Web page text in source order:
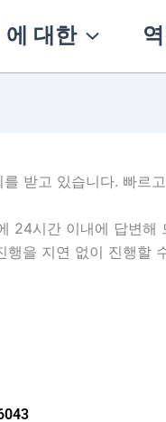
에 대한
받고 있습니다. 빠르
24시간 이내에 답변해
행을 지연 없이 진행할